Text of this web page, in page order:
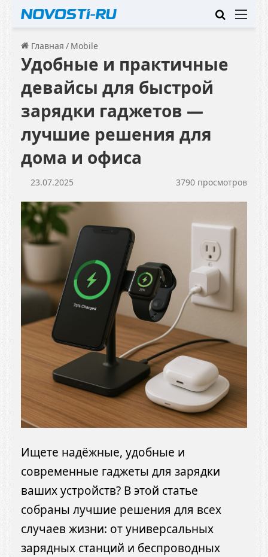
Искать
Главная / Mobile
Удобные и практичные
девайсы для быстрой
зарядки гаджетов —
лучшие решения для
дома и офиса
23.07.2025 3790 просмотров
Ищете надёжные, удобные и
современные гаджеты для зарядки
ваших устройств? В этой статье
собраны лучшие решения для всех
случаев жизни: от универсальных
зарядных станций и беспроводных